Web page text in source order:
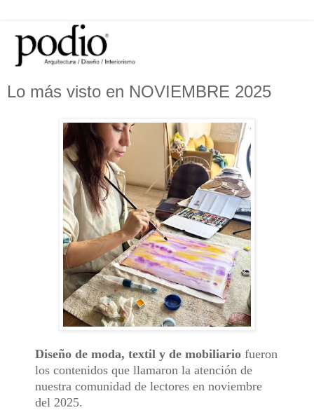
Lo más visto en NOVIEMBRE 2025
Diseño de moda, textil y de mobiliario fueron
los contenidos que llamaron la atención de
nuestra comunidad de lectores en noviembre
del 2025.